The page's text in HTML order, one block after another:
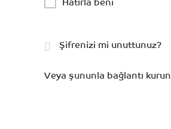
Hatırla beni
Şifrenizi mi unuttunuz?
Veya şununla bağlantı kurun